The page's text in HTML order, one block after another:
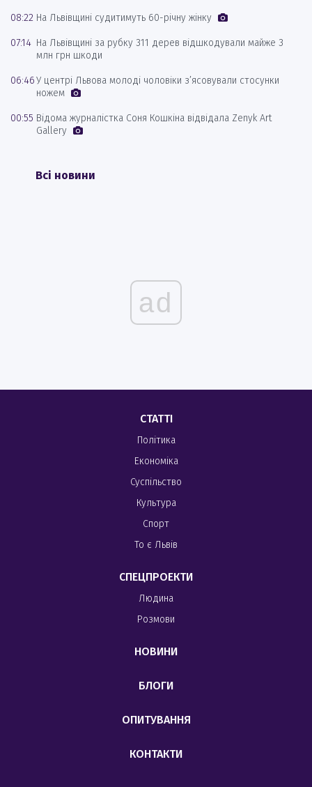
08:22 На Львівщині судитимуть 60-річну жінку
07:14 На Львівщині за рубку 311 дерев відшкодували майже 3
млн грн шкоди
06:46У центрі Львова молоді чоловіки з’ясовували стосунки
ножем
00:55 Відома журналістка Соня Кошкіна відвідала Zenyk Art
Gallery
Всі новини
ad
СТАТТІ
Політика
Економіка
Суспільство
Культура
Спорт
То є Львів
СПЕЦПРОЕКТИ
Людина
Розмови
НОВИНИ
БЛОГИ
ОПИТУВАННЯ
КОНТАКТИ